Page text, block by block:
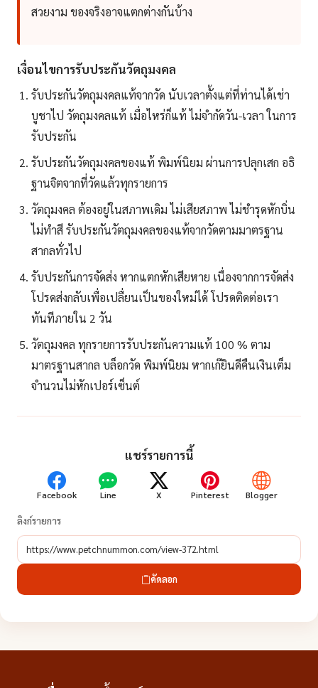
สวยงาม ของจริงอาจแตกต่างกันบ้าง
เงื่อนไขการรับประกันวัตถุมงคล
รับประกันวัตถุมงคลแท้จากวัด นับเวลาตั้งแต่ที่ท่านได้เช่า
บูชาไป วัตถุมงคลแท้ เมื่อไหร่ก็แท้ ไม่จำกัดวัน-เวลา ในการ
รับประกัน
รับประกันวัตถุมงคลของแท้ พิมพ์นิยม ผ่านการปลุกเสก อธิ
ฐานจิตจากที่วัดแล้วทุกรายการ
วัตถุมงคล ต้องอยู่ในสภาพเดิม ไม่เสียสภาพ ไม่ชำรุดหักบิ่น
ไม่ทำสี รับประกันวัตถุมงคลของแท้จากวัดตามมาตรฐาน
สากลทั่วไป
รับประกันการจัดส่ง หากแตกหักเสียหาย เนื่องจากการจัดส่ง
โปรดส่งกลับเพื่อเปลื่ยนเป็นของใหม่ได้ โปรดติดต่อเรา
ทันทีภายใน 2 วัน
วัตถุมงคล ทุกรายการรับประกันความแท้ 100 % ตาม
มาตรฐานสากล บล็อกวัด พิมพ์นิยม หากเก๊ยินดีคืนเงินเต็ม
จำนวนไม่หักเปอร์เซ็นต์
แชร์รายการนี้
Facebook Line X Pinterest Blogger
ลิงก์รายการ
คัดลอก